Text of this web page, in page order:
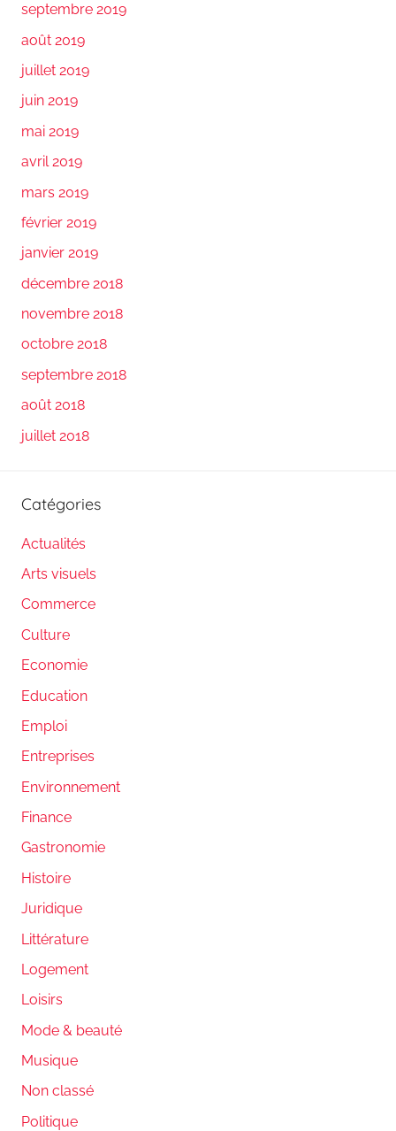
septembre 2019
août 2019
juillet 2019
juin 2019
mai 2019
avril 2019
mars 2019
février 2019
janvier 2019
décembre 2018
novembre 2018
octobre 2018
septembre 2018
août 2018
juillet 2018
Catégories
Actualités
Arts visuels
Commerce
Culture
Economie
Education
Emploi
Entreprises
Environnement
Finance
Gastronomie
Histoire
Juridique
Littérature
Logement
Loisirs
Mode & beauté
Musique
Non classé
Politique